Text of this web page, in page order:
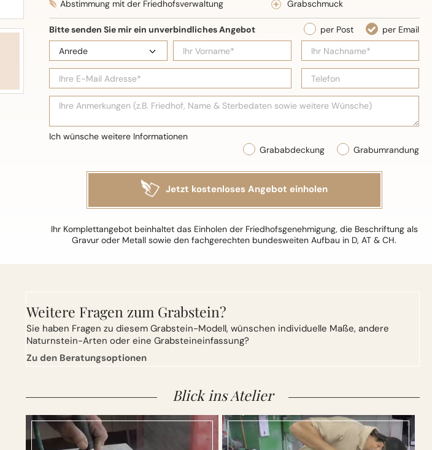
Abstimmung mit der Friedhofsverwaltung
Grabschmuck
Grabumrandung
Grababdeckung
Ihr Komplettangebot beinhaltet das Einholen der Friedhofsgenehmigung, die Beschriftung als
Gravur oder Metall sowie den fachgerechten bundesweiten Aufbau in D, AT & CH.
Weitere Fragen zum Grabstein?
Sie haben Fragen zu diesem Grabstein-Modell, wünschen individuelle Maße, andere
Naturnstein-Arten oder eine Grabsteineinfassung?
Zu den Beratungsoptionen
Blick ins Atelier